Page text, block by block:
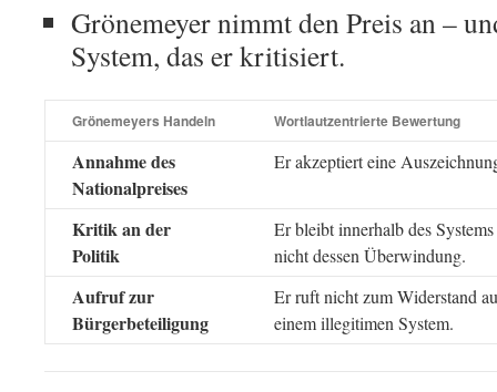
Grönemeyer nimmt den Preis an –
System, das er kritisiert.
Grönemeyers Handeln Wortlautzentrierte Bewertung
Annahme des
Nationalpreises
Er akzeptiert eine
Kritik an der
Politik
Er bleibt innerhalb des
nicht dessen Überwindung.
Aufruf zur
Bürgerbeteiligung
Er ruft nicht zum Widerstand
einem illegitimen System.